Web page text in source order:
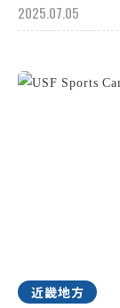
2025.07.05
近畿地方